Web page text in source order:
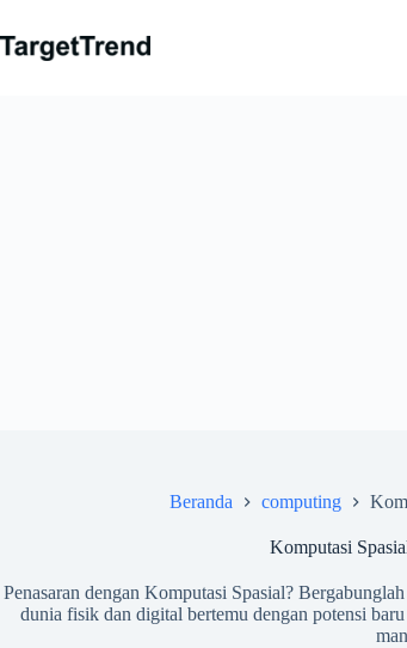
daftar
Beranda computing
Komputasi
Penasaran dengan Komputasi Spasial?
dunia fisik dan digital bertemu dengan potensi